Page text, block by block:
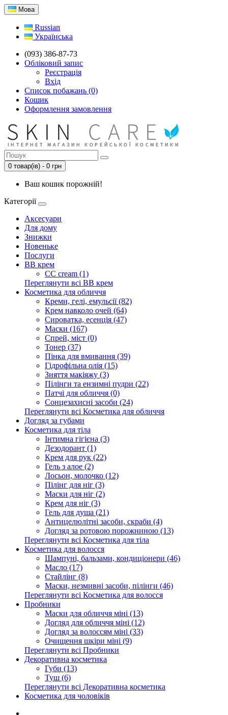
Мова
Russian
Українська
(093) 386-87-73
Обліковий запис
Реєстрація
Вхід
Список побажань (0)
Кошик
Оформлення замовлення
0 товар(ів) - 0 грн
Ваш кошик порожній!
Категорії
Аксесуари
Для дому
Знижки
Новеньке
Послуги
BB крем
CC cream (1)
Переглянути всі BB крем
Косметика для обличчя
Креми, гелі, емульсії (82)
Крем навколо очей (64)
Сироватка, есенція (47)
Маски (167)
Спрей, міст (0)
Тонер (37)
Пінка для вмивання (39)
Гідрофільна олія (15)
Зняття макіяжу (3)
Пілінги та ензимні пудри (22)
Патчі для обличчя (0)
Сонцезахисні засоби (24)
Переглянути всі Косметика для обличчя
Догляд за губами
Косметика для тіла
Інтимна гігієна (3)
Дезодорант (1)
Крем для рук (22)
Гель з алое (2)
Лосьон, молочко (12)
Пілінг для ніг (3)
Маски для ніг (2)
Крем для ніг (3)
Гель для душа (21)
Антицелюлітні засоби, скраби (4)
Догляд за ротовою порожниною (13)
Переглянути всі Косметика для тіла
Косметика для волосся
Шампуні, бальзами, кондиціонери (46)
Масло (17)
Стайлінг (8)
Маски, незмивні засоби, пілінги (46)
Переглянути всі Косметика для волосся
Пробники
Маски для обличчя міні (13)
Догляд для обличчя міні (12)
Догляд за волоссям міні (33)
Очищення шкіри міні (9)
Переглянути всі Пробники
Декоративна косметика
Губи (13)
Туш (6)
Переглянути всі Декоративна косметика
Косметика для чоловіків